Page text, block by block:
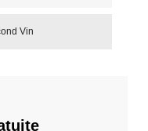
Vin